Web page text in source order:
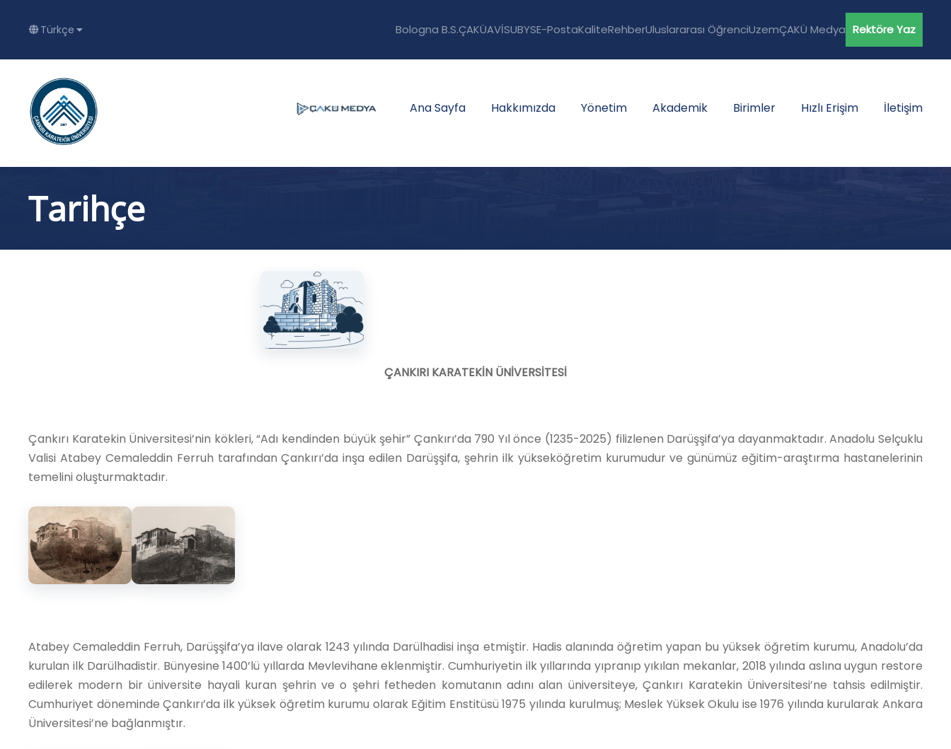
Türkçe Bologna B.S.ÇAKÜAVİSUBYSE-PostaKaliteRehberUluslararası ÖğrenciUzemÇAKÜ Medya Rektöre Yaz
Ana Sayfa Hakkımızda Yönetim Akademik Birimler Hızlı Erişim İletişim
Tarihçe
ÇANKIRI KARATEKİN ÜNİVERSİTESİ
Çankırı Karatekin Üniversitesi’nin kökleri, “Adı kendinden büyük şehir” Çankırı’da 790 Yıl önce (1235-2025) filizlenen Darüşşifa’ya dayanmaktadır. Anadolu Selçuklu
Valisi Atabey Cemaleddin Ferruh tarafından Çankırı’da inşa edilen Darüşşifa, şehrin ilk yükseköğretim kurumudur ve günümüz eğitim-araştırma hastanelerinin
temelini oluşturmaktadır.
Atabey Cemaleddin Ferruh, Darüşşifa’ya ilave olarak 1243 yılında Darülhadisi inşa etmiştir. Hadis alanında öğretim yapan bu yüksek öğretim kurumu, Anadolu’da
kurulan ilk Darülhadistir. Bünyesine 1400’lü yıllarda Mevlevihane eklenmiştir. Cumhuriyetin ilk yıllarında yıpranıp yıkılan mekanlar, 2018 yılında aslına uygun restore
edilerek modern bir üniversite hayali kuran şehrin ve o şehri fetheden komutanın adını alan üniversiteye, Çankırı Karatekin Üniversitesi’ne tahsis edilmiştir.
Cumhuriyet döneminde Çankırı’da ilk yüksek öğretim kurumu olarak Eğitim Enstitüsü 1975 yılında kurulmuş; Meslek Yüksek Okulu ise 1976 yılında kurularak Ankara
Üniversitesi’ne bağlanmıştır.